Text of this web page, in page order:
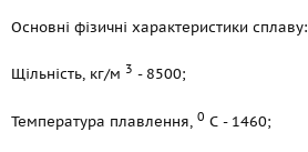
Основні фізичні характеристики сплаву:
Щільність, кг/м 3 - 8500;
Температура плавлення, 0 С - 1460;